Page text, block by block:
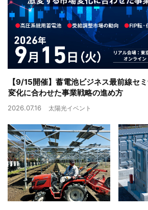
【9/15開催】蓄電池ビジネス最前線セ
変化に合わせた事業戦略の進め方
2026.07.16 太陽光イベント